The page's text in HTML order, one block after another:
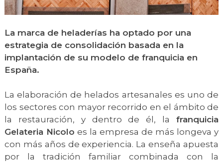
La marca de heladerías ha optado por una
estrategia de consolidación basada en la
implantación de su modelo de franquicia en
España.
La elaboración de helados artesanales es uno de
los sectores con mayor recorrido en el ámbito de
la restauración, y dentro de él, la franquicia
Gelateria Nicolo es la empresa de más longeva y
con más años de experiencia. La enseña apuesta
por la tradición familiar combinada con la